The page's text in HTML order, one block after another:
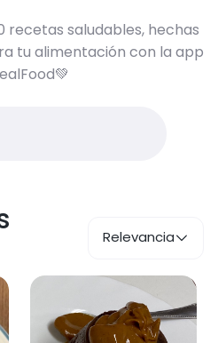
recetas saludables, hechas
tu alimentación con la app
Relevancia